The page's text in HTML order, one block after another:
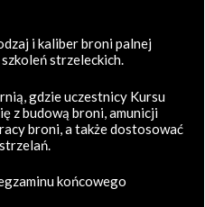
i kaliber broni palnej
strzeleckich.
gdzie uczestnicy Kursu
z budową broni, amunicji
broni, a także dostosować
końcowego